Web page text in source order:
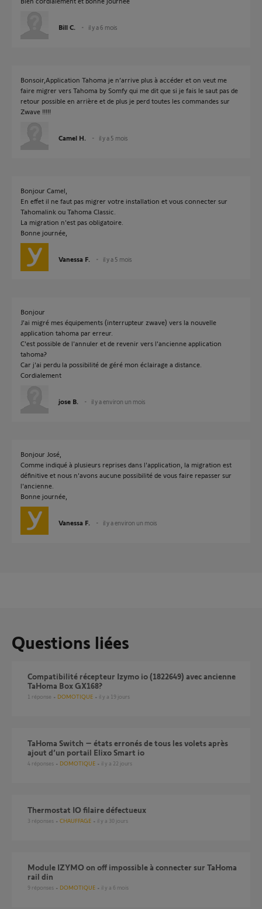
Bill C. il y a 6 mois
Bonsoir,Application Tahoma je n’arrive plus à accéder et on veut me
faire migrer vers Tahoma by Somfy qui me dit que si je fais le saut pas de
retour possible en arrière et de plus je perd toutes les commandes sur
Zwave !!!!!
Camel H. il y a 5 mois
Bonjour Camel,
En effet il ne faut pas migrer votre installation et vous connecter sur
Tahomalink ou Tahoma Classic.
La migration n'est pas obligatoire.
Bonne journée,
Vanessa F. il y a 5 mois
Bonjour
J'ai migré mes équipements (interrupteur zwave) vers la nouvelle
application tahoma par erreur.
C'est possible de l'annuler et de revenir vers l'ancienne application
tahoma?
Car j'ai perdu la possibilité de géré mon éclairage a distance.
Cordialement
jose B. il y a environ un mois
Bonjour José,
Comme indiqué à plusieurs reprises dans l'application, la migration est
définitive et nous n'avons aucune possibilité de vous faire repasser sur
l'ancienne.
Bonne journée,
Vanessa F. il y a environ un mois
Questions liées
Compatibilité récepteur Izymo io (1822649) avec ancienne
TaHoma Box GX168?
1 réponse DOMOTIQUE il y a 19 jours
TaHoma Switch – états erronés de tous les volets après
ajout d’un portail Elixo Smart io
4 réponses DOMOTIQUE il y a 22 jours
Thermostat IO filaire défectueux
3 réponses CHAUFFAGE il y a 30 jours
Module IZYMO on off impossible à connecter sur TaHoma
rail din
9 réponses DOMOTIQUE il y a 6 mois